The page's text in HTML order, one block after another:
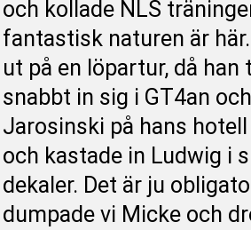
och kollade NLS
fantastisk naturen är
ut på en löpartur, då
snabbt in sig i GT4an
Jarosinski på hans
och kastade in Ludwig i
dekaler. Det är ju
dumpade vi Micke och